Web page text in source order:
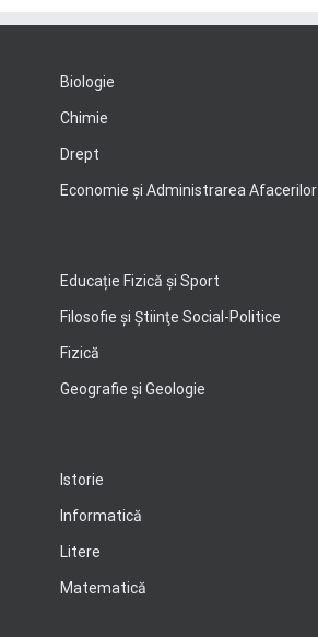
Biologie
Chimie
Drept
Economie şi Administrarea Afacerilor
Educație Fizică și Sport
Filosofie şi Ştiinţe Social-Politice
Fizică
Geografie şi Geologie
Istorie
Informatică
Litere
Matematică